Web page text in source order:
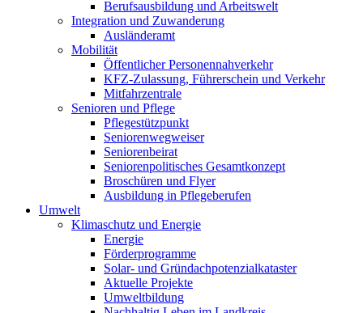
Berufsausbildung und Arbeitswelt
Integration und Zuwanderung
Ausländeramt
Mobilität
Öffentlicher Personennahverkehr
KFZ-Zulassung, Führerschein und Verkehr
Mitfahrzentrale
Senioren und Pflege
Pflegestützpunkt
Seniorenwegweiser
Seniorenbeirat
Seniorenpolitisches Gesamtkonzept
Broschüren und Flyer
Ausbildung in Pflegeberufen
Umwelt
Klimaschutz und Energie
Energie
Förderprogramme
Solar- und Gründachpotenzialkataster
Aktuelle Projekte
Umweltbildung